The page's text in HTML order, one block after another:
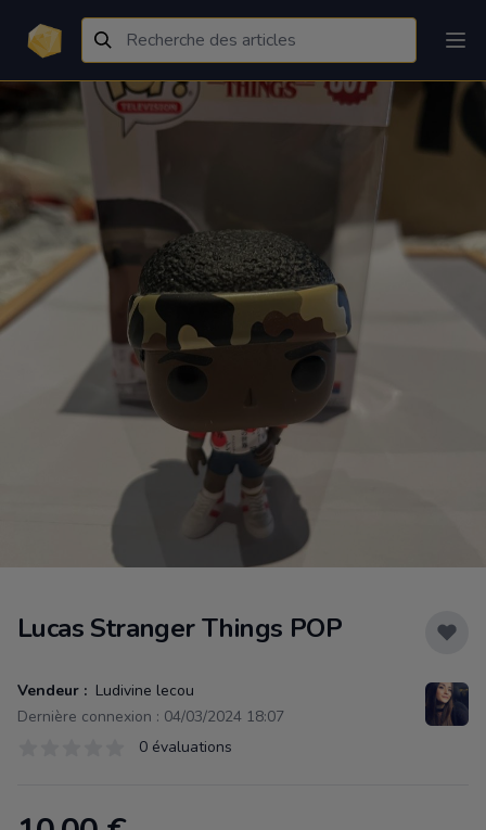
Lucas Stranger Things POP
Vendeur : Ludivine lecou
Dernière connexion : 04/03/2024 18:07
0 évaluations
Product information